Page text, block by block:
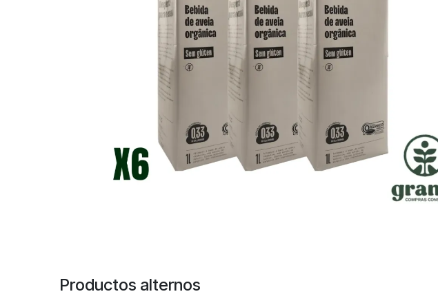
Productos alternos